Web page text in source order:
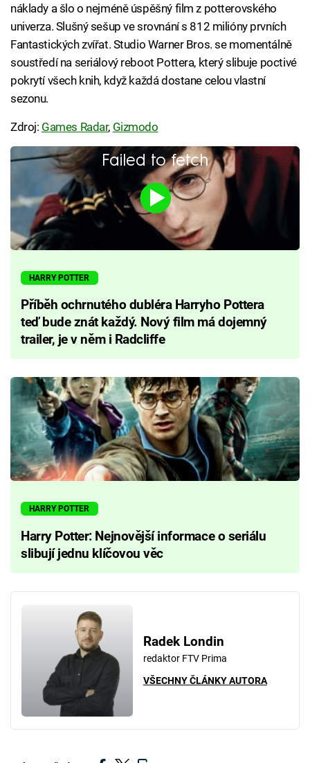
náklady a šlo o nejméně úspěšný film z potterovského
univerza. Slušný sešup ve srovnání s 812 milióny prvních
Fantastických zvířat. Studio Warner Bros. se momentálně
soustředí na seriálový reboot Pottera, který slibuje poctivé
pokrytí všech knih, když každá dostane celou vlastní
sezonu.
Zdroj: Games Radar, Gizmodo
Failed to fetch
HARRY POTTER
Příběh ochrnutého dubléra Harryho Pottera
teď bude znát každý. Nový film má dojemný
trailer, je v něm i Radcliffe
HARRY POTTER
Harry Potter: Nejnovější informace o seriálu
slibují jednu klíčovou věc
Radek Londin
redaktor FTV Prima
VŠECHNY ČLÁNKY AUTORA